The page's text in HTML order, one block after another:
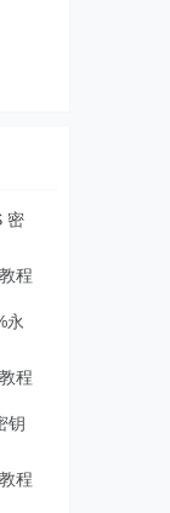
密
程
永
程
钥
程